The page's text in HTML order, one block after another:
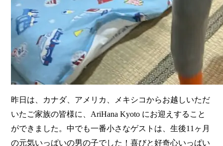
昨日は、カナダ、アメリカ、メキシコからお越しいただ
いたご家族の皆様に、AriHana Kyoto にお迎えすること
ができました。中でも一番小さなゲストは、生後11ヶ月
の元気いっぱいの男の子でした​​！喜びと好奇心いっぱい